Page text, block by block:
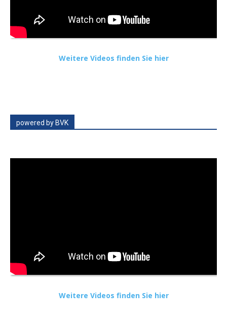
Weitere Videos finden Sie hier
powered by BVK
Weitere Videos finden Sie hier